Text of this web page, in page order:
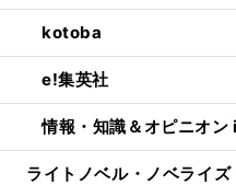
kotoba
e!集英社
情報・知識＆オピニオ
ライトノベル・ノベライズ